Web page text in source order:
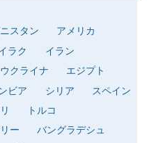
スタン
アメリカ
ラク
イラン
ウクライナ
エジプト
ビア シリア
スペイン
トルコ
ー
バングラデシュ